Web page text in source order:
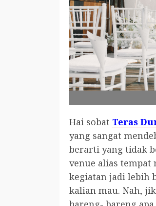
Hai sobat Teras
yang sangat
berarti yang tidak
venue alias tempat
kegiatan jadi lebih
kalian mau. Nah,